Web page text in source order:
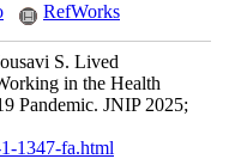
RefWorks
S. Lived
in the Health
Pandemic. JNIP 2025;
1347-fa.html